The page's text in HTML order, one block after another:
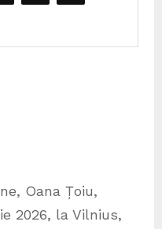
Oana Țoiu,
2026, la Vilnius,